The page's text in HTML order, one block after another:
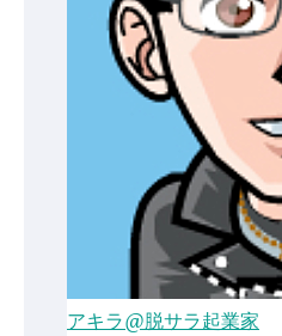
アキラ@脱サラ起業家